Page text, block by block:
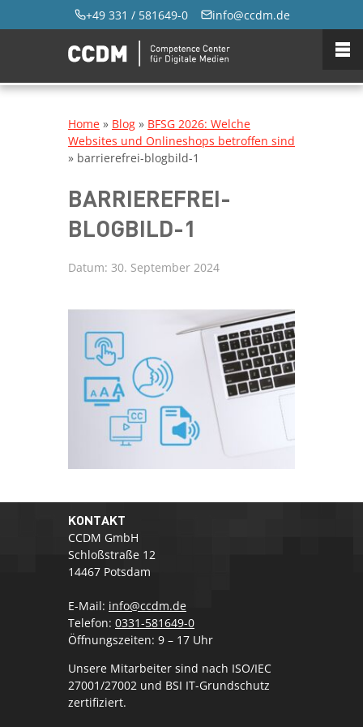
+49 331 / 581649-0 info@ccdm.de
Home » Blog » BFSG 2026: Welche
Websites und Onlineshops betroffen sind
» barrierefrei-blogbild-1
BARRIEREFREI-
BLOGBILD-1
Datum: 30. September 2024
KONTAKT
CCDM GmbH
Schloßstraße 12
14467 Potsdam
E-Mail: info@ccdm.de
Telefon: 0331-581649-0
Öffnungszeiten: 9 – 17 Uhr
Unsere Mitarbeiter sind nach ISO/IEC
27001/27002 und BSI IT-Grundschutz
zertifiziert.